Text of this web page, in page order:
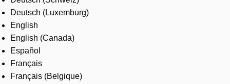
Contact us
Careers
Deutsch (Luxemburg)
English
English (Canada)
Español
Français
Français (Belgique)